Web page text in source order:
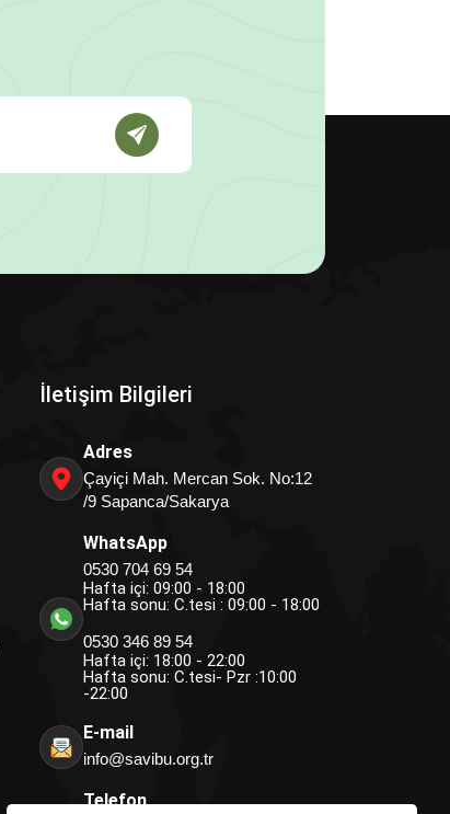
İletişim Bilgileri
Adres
Çayiçi Mah. Mercan Sok. No:12
/9 Sapanca/Sakarya
WhatsApp
0530 704 69 54
Hafta içi: 09:00 - 18:00
Hafta sonu: C.tesi : 09:00 - 18:00
0530 346 89 54
Hafta içi: 18:00 - 22:00
Hafta sonu: C.tesi- Pzr :10:00
-22:00
E-mail
info@savibu.org.tr
Telefon